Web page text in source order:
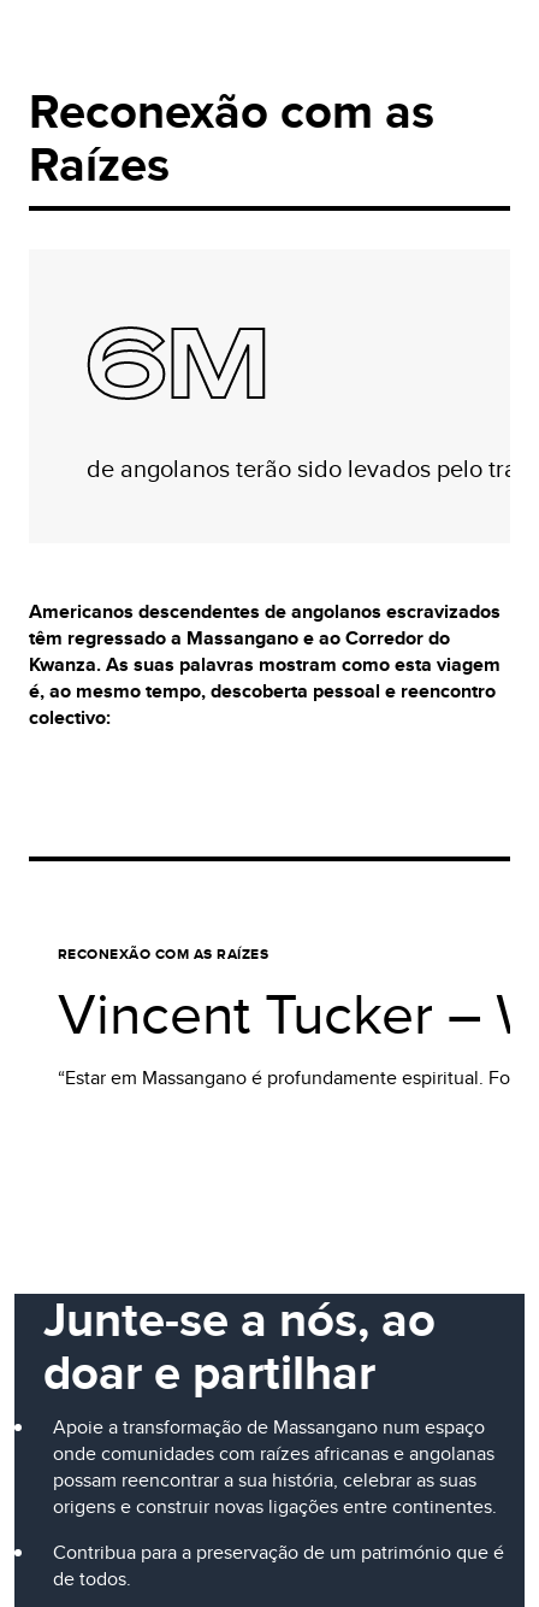
Reconexão com as
Raízes
6M
de angolanos terão sido levados pelo
Americanos descendentes de angolanos escravizados
têm regressado a Massangano e ao Corredor do
Kwanza. As suas palavras mostram como esta viagem
é, ao mesmo tempo, descoberta pessoal e reencontro
colectivo:
RECONEXÃO COM AS RAÍZES
Vincent Tucker –
“Estar em Massangano é profundamente espiritual. Foi
Junte-se a nós, ao
doar e partilhar
Apoie a transformação de Massangano num espaço
onde comunidades com raízes africanas e angolanas
possam reencontrar a sua história, celebrar as suas
origens e construir novas ligações entre continentes.
Contribua para a preservação de um património que é
de todos.